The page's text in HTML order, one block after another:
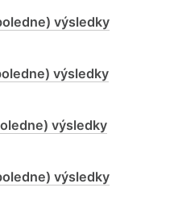
výsledky
výsledky
výsledky
výsledky